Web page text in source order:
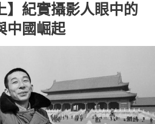
】紀實攝影人眼中的
中國崛起